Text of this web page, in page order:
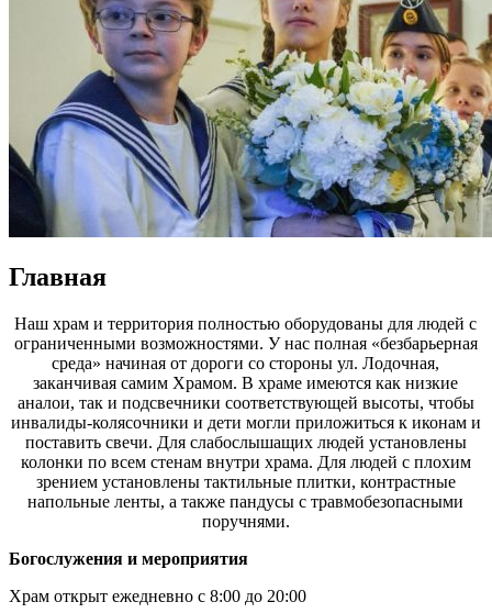
Главная
Наш храм и территория полностью оборудованы для людей с
ограниченными возможностями. У нас полная «безбарьерная
среда» начиная от дороги со стороны ул. Лодочная,
заканчивая самим Храмом. В храме имеются как низкие
аналои, так и подсвечники соответствующей высоты, чтобы
инвалиды-колясочники и дети могли приложиться к иконам и
поставить свечи. Для слабослышащих людей установлены
колонки по всем стенам внутри храма. Для людей с плохим
зрением установлены тактильные плитки, контрастные
напольные ленты, а также пандусы с травмобезопасными
поручнями.
Богослужения и мероприятия
Храм открыт ежедневно с 8:00 до 20:00